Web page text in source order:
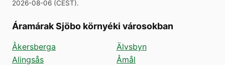
2026-08-06 (CEST).
Áramárak Sjöbo környéki városokban
Åkersberga
Alingsås
Älvsbyn
Åmål